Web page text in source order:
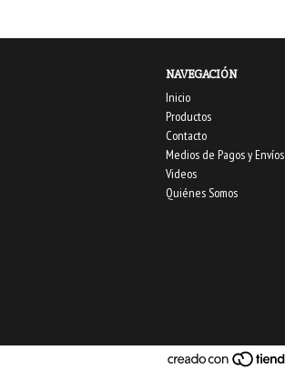
NAVEGACIÓN
Inicio
Productos
Contacto
Medios de Pagos y Envíos
Videos
Quiénes Somos